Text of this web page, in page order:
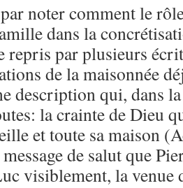
noter comment le
dans la
repris par plusieurs
de la maisonnée
description qui, dans
la crainte de Dieu
et toute sa maison
de salut que
visiblement, la venue